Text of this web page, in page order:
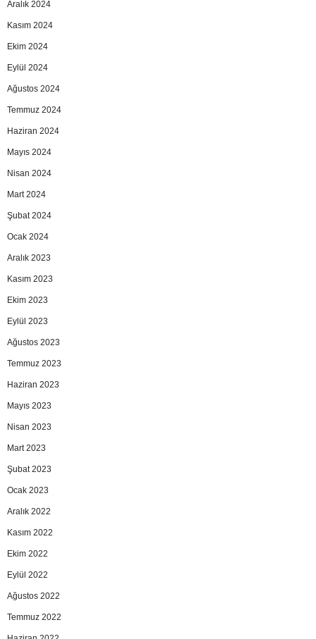
Aralık 2024
Kasım 2024
Ekim 2024
Eylül 2024
Ağustos 2024
Temmuz 2024
Haziran 2024
Mayıs 2024
Nisan 2024
Mart 2024
Şubat 2024
Ocak 2024
Aralık 2023
Kasım 2023
Ekim 2023
Eylül 2023
Ağustos 2023
Temmuz 2023
Haziran 2023
Mayıs 2023
Nisan 2023
Mart 2023
Şubat 2023
Ocak 2023
Aralık 2022
Kasım 2022
Ekim 2022
Eylül 2022
Ağustos 2022
Temmuz 2022